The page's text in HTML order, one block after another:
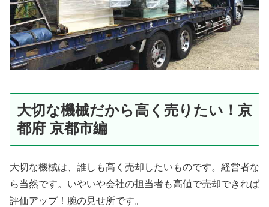
大切な機械だから高く売りたい！京
都府 京都市編
大切な機械は、誰しも高く売却したいものです。経営者な
ら当然です。いやいや会社の担当者も高値で売却できれば
評価アップ！腕の見せ所です。